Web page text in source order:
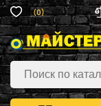
(0)